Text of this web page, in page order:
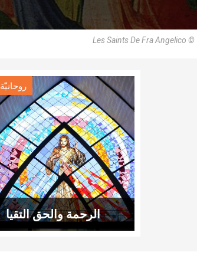
Les Saints De Fra Angelico
روحانيّة
الرحمة والحق التقيا